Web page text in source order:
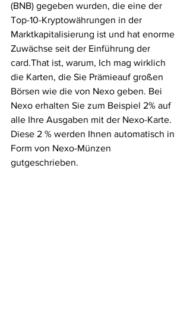
(BNB) gegeben wurden, die eine der
Top-10-Kryptowährungen in der
Marktkapitalisierung ist und hat enorme
Zuwächse seit der Einführung der
card.That ist, warum, Ich mag wirklich
die Karten, die Sie Prämieauf großen
Börsen wie die von Nexo geben. Bei
Nexo erhalten Sie zum Beispiel 2% auf
alle Ihre Ausgaben mit der Nexo-Karte.
Diese 2 % werden Ihnen automatisch in
Form von Nexo-Münzen
gutgeschrieben.